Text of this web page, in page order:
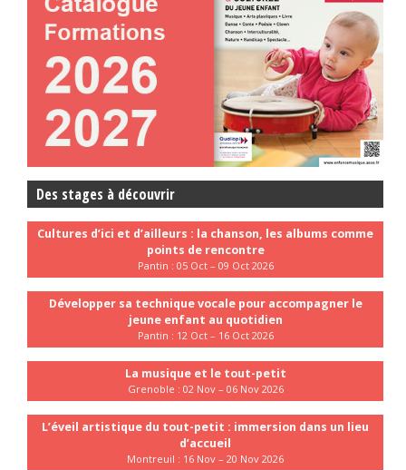
Des stages à découvrir
Cultures d’ici et d’ailleurs : la chanson, les albums comme
points de rencontre
Pantin : 05 Oct – 09 Oct 2026
Développer sa technique vocale pour accompagner le
jeune enfant au quotidien
Pantin : 12 Oct – 16 Oct 2026
La musique et le tout-petit
Grenoble : 02 Nov – 06 Nov 2026
L’éveil artistique du tout-petit : immersion dans un lieu
d’accueil
Montreuil : 16 Nov – 20 Nov 2026